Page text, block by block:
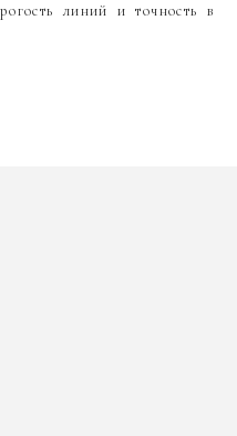
линий и точность в